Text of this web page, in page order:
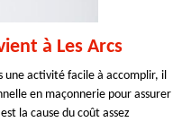
à Les Arcs
une activité facile à accomplir, il
en maçonnerie pour assurer
la cause du coût assez